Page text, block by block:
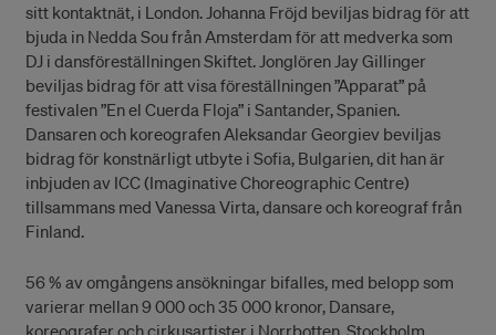
sitt kontaktnät, i London. Johanna Fröjd beviljas bidrag för att
bjuda in Nedda Sou från Amsterdam för att medverka som
DJ i dansföreställningen Skiftet. Jonglören Jay Gillinger
beviljas bidrag för att visa föreställningen ”Apparat” på
festivalen ”En el Cuerda Floja” i Santander, Spanien.
Dansaren och koreografen Aleksandar Georgiev beviljas
bidrag för konstnärligt utbyte i Sofia, Bulgarien, dit han är
inbjuden av ICC (Imaginative Choreographic Centre)
tillsammans med Vanessa Virta, dansare och koreograf från
Finland.
56 % av omgångens ansökningar bifalles, med belopp som
varierar mellan 9 000 och 35 000 kronor, Dansare,
koreografer och cirkusartister i Norrbotten, Stockholm,